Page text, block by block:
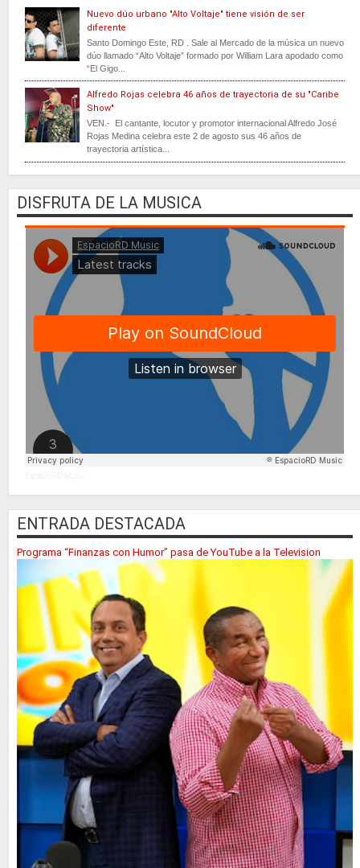
Nuevo dúo urbano "Alto Voltaje" tiene visión de ser
diferente
Santo Domingo Este, RD . Sale al Mercado de la música un nuevo
dúo llamado “Alto Voltaje” formado por William Lara apodado como
“El Gigo...
Alfredo Rojas celebra 46 años de trayectoria de su "Caribe
Show"
VEN.- El cantante, locutor y promotor internacional Alfredo José
Rojas Medina celebra este 2 de agosto sus 46 años de
trayectoria artística...
DISFRUTA DE LA MUSICA
EspacioRD Music
ENTRADA DESTACADA
Programa “Finanzas con Humor” pasa de YouTube a la Television